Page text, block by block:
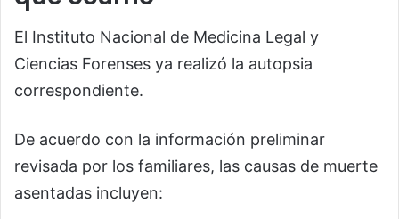
El Instituto Nacional de Medicina Legal y
Ciencias Forenses ya realizó la autopsia
correspondiente.
De acuerdo con la información preliminar
revisada por los familiares, las causas de muerte
asentadas incluyen: